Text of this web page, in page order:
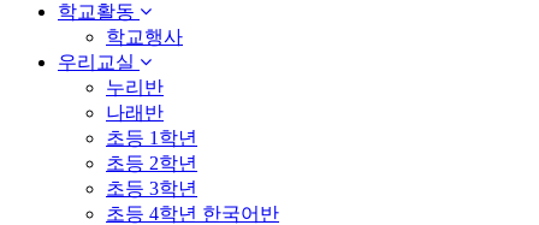
학교활동
학교행사
우리교실
누리반
나래반
초등 1학년
초등 2학년
초등 3학년
초등 4학년 한국어반